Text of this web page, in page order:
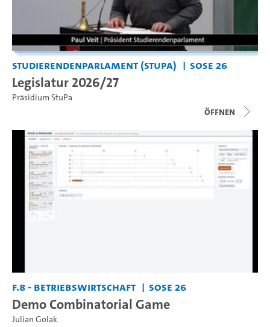
Studierendenparlament (StuPa) SoSe 26
Legislatur 2026/27
Präsidium StuPa
Öffnen
F.8 - Betriebswirtschaft SoSe 26
Demo Combinatorial Game
Julian Golak